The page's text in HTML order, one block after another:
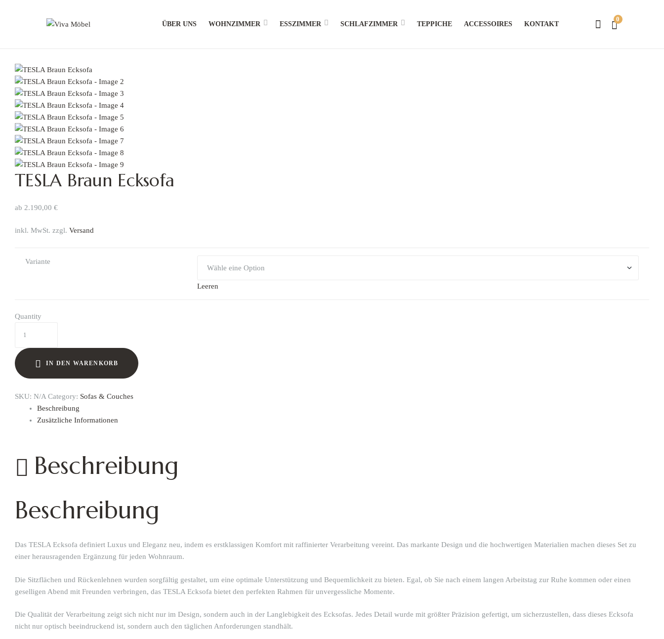
Möbel
Moderne
und
stilvolle
Möbel
ÜBER UNS WOHNZIMMER ESSZIMMER SCHLAFZIMMER TEPPICHE ACCESSOIRES KONTAKT
0
TESLA Braun Ecksofa
ab 2.190,00 €
inkl. MwSt. zzgl. Versand
Variante
Leeren
Quantity
IN DEN WARENKORB
SKU: N/A Category: Sofas & Couches
Beschreibung
Zusätzliche Informationen
Beschreibung
Beschreibung
Das TESLA Ecksofa definiert Luxus und Eleganz neu, indem es erstklassigen Komfort mit raffinierter Verarbeitung vereint. Das markante Design und die hochwertigen Materialien machen dieses Set zu
einer herausragenden Ergänzung für jeden Wohnraum.
Die Sitzflächen und Rückenlehnen wurden sorgfältig gestaltet, um eine optimale Unterstützung und Bequemlichkeit zu bieten. Egal, ob Sie nach einem langen Arbeitstag zur Ruhe kommen oder einen
geselligen Abend mit Freunden verbringen, das TESLA Ecksofa bietet den perfekten Rahmen für unvergessliche Momente.
Die Qualität der Verarbeitung zeigt sich nicht nur im Design, sondern auch in der Langlebigkeit des Ecksofas. Jedes Detail wurde mit größter Präzision gefertigt, um sicherzustellen, dass dieses Ecksofa
nicht nur optisch beeindruckend ist, sondern auch den täglichen Anforderungen standhält.